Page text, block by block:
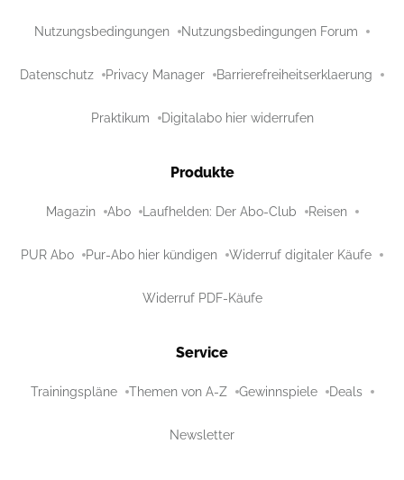
Nutzungsbedingungen Nutzungsbedingungen Forum
Datenschutz Privacy Manager Barrierefreiheitserklaerung
Praktikum Digitalabo hier widerrufen
Produkte
Magazin Abo Laufhelden: Der Abo-Club Reisen
PUR Abo Pur-Abo hier kündigen Widerruf digitaler Käufe
Widerruf PDF-Käufe
Service
Trainingspläne Themen von A-Z Gewinnspiele Deals
Newsletter